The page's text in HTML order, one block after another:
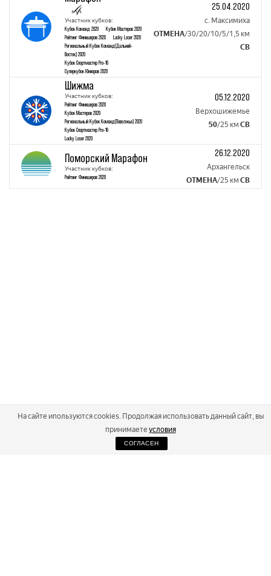
Участник кубков:
Кубок Команд 2020
Кубок Mастеров 2020
Рейтинг Финишеров 2020
Lucky Loser 2020
Региональный Кубок Команд(Дальний-
Восток) 2020
Кубок Спортмастер Pro-16
Суперкубок Юниоров 2020
25.04.2020
с. Максимиха
ОТМЕНА/30/20/10/5/1,5 км
СВ
Шижма
Участник кубков:
Рейтинг Финишеров 2020
Кубок Mастеров 2020
Региональный Кубок Команд(Поволжье) 2020
Кубок Спортмастер Pro-16
Lucky Loser 2020
05.12.2020
Верхошижемье
50/25 км СВ
Поморский Марафон
Участник кубков:
Рейтинг Финишеров 2020
26.12.2020
Архангельск
ОТМЕНА/25 км СВ
2026
На сайте ипользуются cookies. Продолжая использовать данный сайт, вы
принимаете условия
СОГЛАСЕН